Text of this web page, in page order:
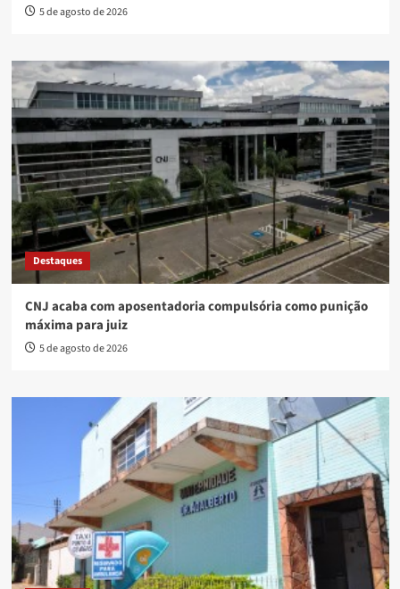
5 de agosto de 2026
Destaques
CNJ acaba com aposentadoria compulsória como punição
máxima para juiz
5 de agosto de 2026